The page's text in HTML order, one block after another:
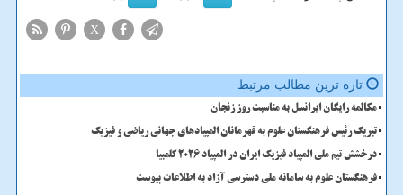
X
تازه ترین مطالب مرتبط
مکالمه رایگان ایرانسل به مناسبت روز زنجان
تبریک رئیس فرهنگستان علوم به قهرمانان المپیادهای جهانی ریاضی و فیزیک
درخشش تیم ملی المپیاد فیزیک ایران در المپیاد 2026 کلمبیا
فرهنگستان علوم به سامانه ملی دسترسی آزاد به اطلاعات پیوست